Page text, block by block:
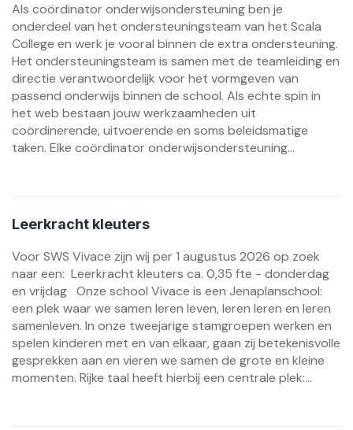
Als coördinator onderwijsondersteuning ben je
onderdeel van het ondersteuningsteam van het Scala
College en werk je vooral binnen de extra ondersteuning.
Het ondersteuningsteam is samen met de teamleiding en
directie verantwoordelijk voor het vormgeven van
passend onderwijs binnen de school. Als echte spin in
het web bestaan jouw werkzaamheden uit
coördinerende, uitvoerende en soms beleidsmatige
taken. Elke coördinator onderwijsondersteuning...
Leerkracht kleuters
Voor SWS Vivace zijn wij per 1 augustus 2026 op zoek
naar een: Leerkracht kleuters ca. 0,35 fte - donderdag
en vrijdag Onze school Vivace is een Jenaplanschool:
een plek waar we samen leren leven, leren leren en leren
samenleven. In onze tweejarige stamgroepen werken en
spelen kinderen met en van elkaar, gaan zij betekenisvolle
gesprekken aan en vieren we samen de grote en kleine
momenten. Rijke taal heeft hierbij een centrale plek:...